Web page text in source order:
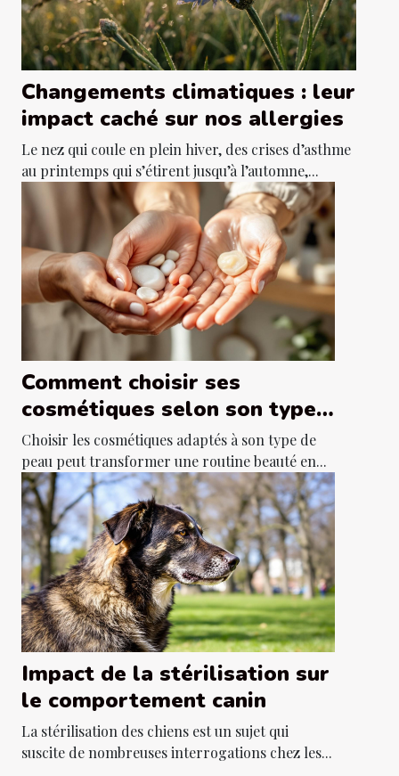
Changements climatiques : leur
impact caché sur nos allergies
Le nez qui coule en plein hiver, des crises d’asthme
au printemps qui s’étirent jusqu’à l’automne,...
Comment choisir ses
cosmétiques selon son type
de peau ?
Choisir les cosmétiques adaptés à son type de
peau peut transformer une routine beauté en...
Impact de la stérilisation sur
le comportement canin
La stérilisation des chiens est un sujet qui
suscite de nombreuses interrogations chez les...